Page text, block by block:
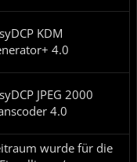
KDM
4.0
JPEG 2000
4.0
wurde für die